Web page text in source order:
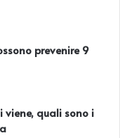
prevenire 9
viene, quali sono i